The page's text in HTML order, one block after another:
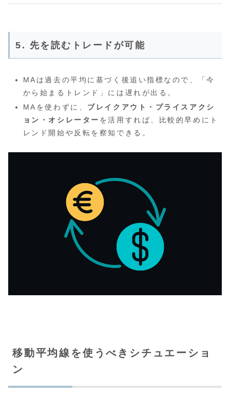
5. 先を読むトレードが可能
MAは過去の平均に基づく後追い指標なので、「今
から始まるトレンド」には遅れが出る。
MAを使わずに、 ブレイクアウト・プライスアクシ
ョン・オシレーター を活用すれば、比較的早めにト
レンド開始や反転を察知できる。
移動平均線を使うべきシチュエーショ
ン